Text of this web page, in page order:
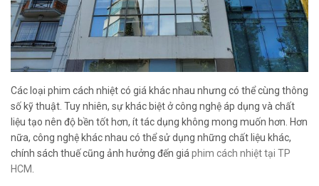
Các loại phim cách nhiệt có giá khác nhau nhưng có thể cùng thông
số kỹ thuật. Tuy nhiên, sự khác biệt ở công nghệ áp dụng và chất
liệu tạo nên độ bền tốt hơn, ít tác dụng không mong muốn hơn. Hơn
nữa, công nghệ khác nhau có thể sử dụng những chất liệu khác,
chính sách thuế cũng ảnh hưởng đến giá phim cách nhiệt tại TP
HCM